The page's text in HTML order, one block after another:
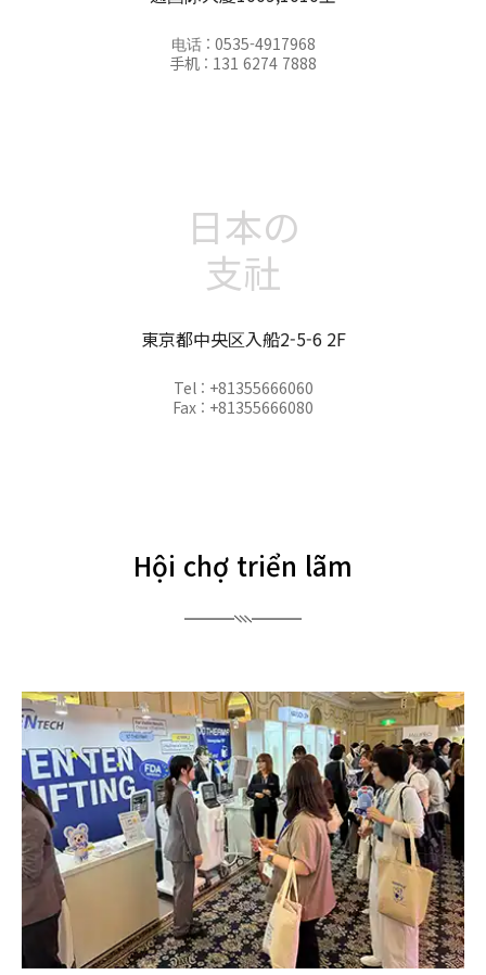
电话 : 0535-4917968
手机 : 131 6274 7888
日本の
支社
東京都中央区入船2-5-6 2F
Tel : +81355666060
Fax : +81355666080
Hội chợ triển lãm